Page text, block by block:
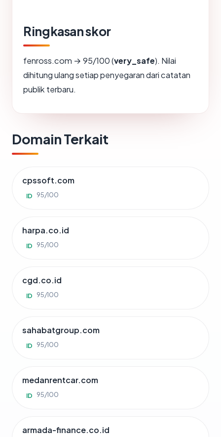
Ringkasan skor
fenross.com → 95/100 (very_safe). Nilai
dihitung ulang setiap penyegaran dari catatan
publik terbaru.
Domain Terkait
cpssoft.com
ID 95/100
harpa.co.id
ID 95/100
cgd.co.id
ID 95/100
sahabatgroup.com
ID 95/100
medanrentcar.com
ID 95/100
armada-finance.co.id